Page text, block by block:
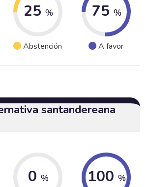
25 %
Abstención
75 %
A favor
santandereana
0 % 100 %